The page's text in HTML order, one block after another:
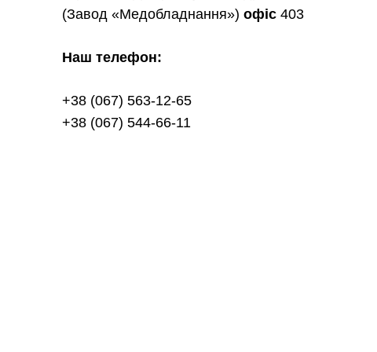
(Завод «Медобладнання») офіс 403
Наш телефон:
+38 (067) 563-12-65
+38 (067) 544-66-11